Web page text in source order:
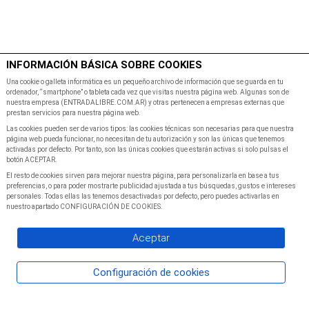
Inicio Programacion
INFORMACIÓN BÁSICA SOBRE COOKIES
Una cookie o galleta informática es un pequeño archivo de información que se guarda en tu
ordenador, “smartphone” o tableta cada vez que visitas nuestra página web. Algunas son de
nuestra empresa (ENTRADALIBRE.COM.AR) y otras pertenecen a empresas externas que
prestan servicios para nuestra página web.
Las cookies pueden ser de varios tipos: las cookies técnicas son necesarias para que nuestra
página web pueda funcionar, no necesitan de tu autorización y son las únicas que tenemos
activadas por defecto. Por tanto, son las únicas cookies que estarán activas si solo pulsas el
botón ACEPTAR.
El resto de cookies sirven para mejorar nuestra página, para personalizarla en base a tus
preferencias, o para poder mostrarte publicidad ajustada a tus búsquedas, gustos e intereses
personales. Todas ellas las tenemos desactivadas por defecto, pero puedes activarlas en
nuestro apartado CONFIGURACIÓN DE COOKIES.
Aceptar
Configuración de cookies